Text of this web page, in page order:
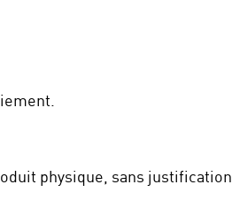
physique, sans justification.